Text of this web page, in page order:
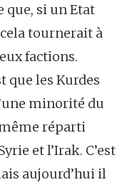
que, si un Etat
tournerait à
factions.
que les Kurdes
minorité du
réparti
et l’Irak. C’est
aujourd’hui il